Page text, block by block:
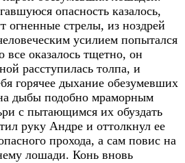
опасность казалось,
огненные стрелы, из ноздрей
усилием попытался
все оказалось тщетно, он
расступилась толпа, и
горячее дыхание обезумевших
дыбы подобно мраморным
с пытающимся их обуздать
руку Андре и оттолкнул ее
прохода, а сам повис на
лошади. Конь вновь